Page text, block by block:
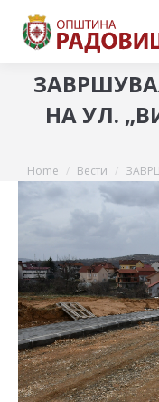
НА УЛ.
You are here:
Home Вести